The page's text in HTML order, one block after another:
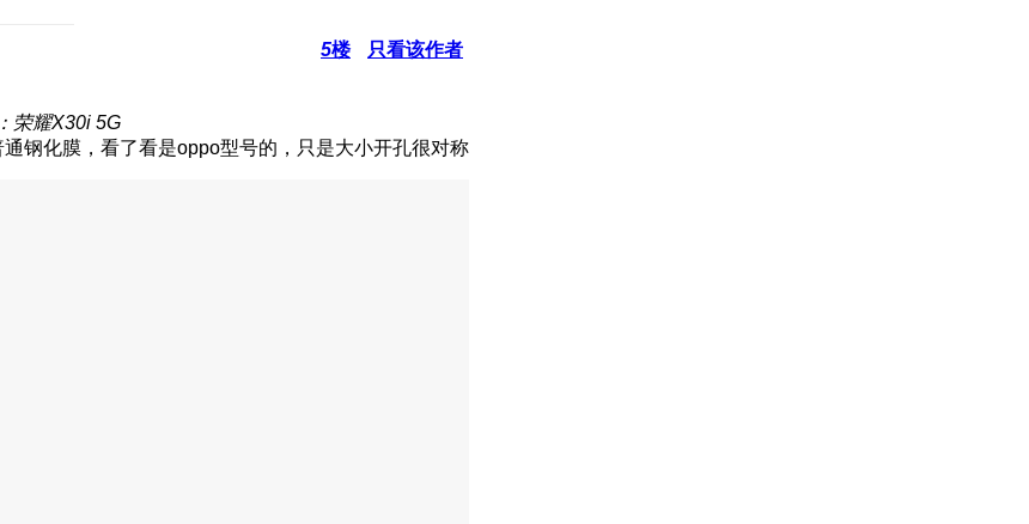
5楼 只看该作者
荣耀X30i 5G
钢化膜，看了看是oppo型号的，只是大小开孔很对称